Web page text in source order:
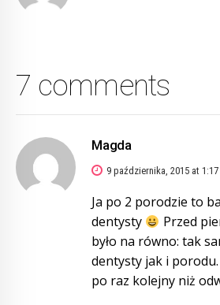
7 comments
Magda
9 października, 2015 at 1:17
Ja po 2 porodzie to
dentysty
Przed
było na równo: tak
dentysty jak i
po raz kolejny niż